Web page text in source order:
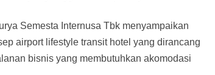
Semesta Internusa Tbk menyampaikan
airport lifestyle transit hotel yang dirancang
bisnis yang membutuhkan akomodasi